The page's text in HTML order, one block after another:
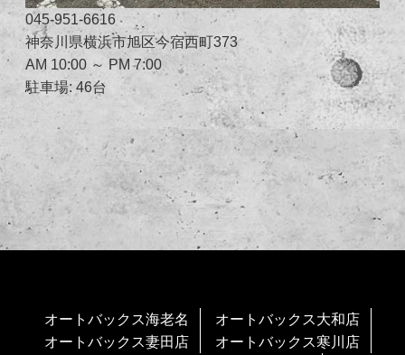
045-951-6616
神奈川県横浜市旭区今宿西町373
AM 10:00 ～ PM 7:00
駐車場: 46台
オートバックス海老名
オートバックス大和店
オートバックス妻田店
オートバックス寒川店